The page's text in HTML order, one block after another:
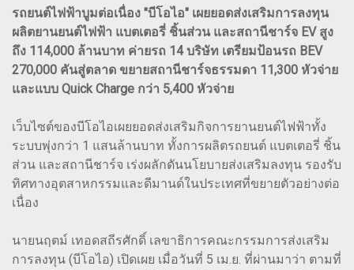
รถยนต์ไฟฟ้าบูมต่อเนื่อง "บีโอไอ" เผยยอดส่งเสริมการลงทุน
ผลิตยานยนต์ไฟฟ้า แบตเตอรี่ ชิ้นส่วน และสถานีชาร์จ EV สูง
ถึง 114,000 ล้านบาท ค่ายรถ 14 บริษัท เตรียมป้อนรถ BEV
270,000 คันสู่ตลาด ขยายสถานีชาร์จธรรมดา 11,300 หัวจ่าย
และแบบ Quick Charge กว่า 5,400 หัวจ่าย
เว็บไซต์ของบีโอไอเผยยอดส่งเสริมกิจการยานยนต์ไฟฟ้าทั้ง
ระบบพุ่งกว่า 1 แสนล้านบาท ทั้งการผลิตรถยนต์ แบตเตอรี่ ชิ้น
ส่วน และสถานีชาร์จ เร่งผลักดันนโยบายส่งเสริมลงทุน รองรับ
ทิศทางอุตสาหกรรมและดีมานด์ในประเทศที่ขยายตัวอย่างต่อ
เนื่อง
นายนฤตม์ เทอดสถีรศักดิ์ เลขาธิการคณะกรรมการส่งเสริม
การลงทุน (บีโอไอ) เปิดเผย เมื่อวันที่ 5 เม.ย. ที่ผ่านมาว่า ตามที่